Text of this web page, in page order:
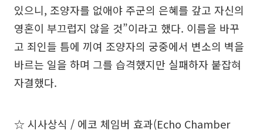
있으니, 조양자를 없애야 주군의 은혜를 갚고 자신의
영혼이 부끄럽지 않을 것”이라고 했다. 이름을 바꾸
고 죄인들 틈에 끼여 조양자의 궁중에서 변소의 벽을
바르는 일을 하며 그를 습격했지만 실패하자 붙잡혀
자결했다.
☆ 시사상식 / 에코 체임버 효과(Echo Chamber